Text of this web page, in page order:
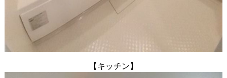
【キッチン】